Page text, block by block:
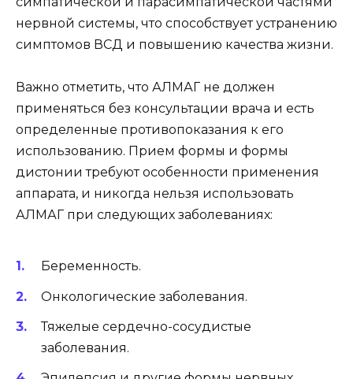
нервной системы, что способствует устранению
симптомов ВСД и повышению качества жизни.
Важно отметить, что АЛМАГ не должен
применяться без консультации врача и есть
определенные противопоказания к его
использованию. Прием формы и формы
дистонии требуют особенности применения
аппарата, и никогда нельзя использовать
АЛМАГ при следующих заболеваниях:
Беременность.
Онкологические заболевания.
Тяжелые сердечно-сосудистые
заболевания.